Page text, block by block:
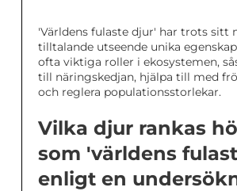
'Världens fulaste djur' har trots sitt
tilltalande utseende unika
ofta viktiga roller i ekosystemen,
till näringskedjan, hjälpa till med
och reglera populationsstorlekar.
Vilka djur rankas
som 'världens
enligt en